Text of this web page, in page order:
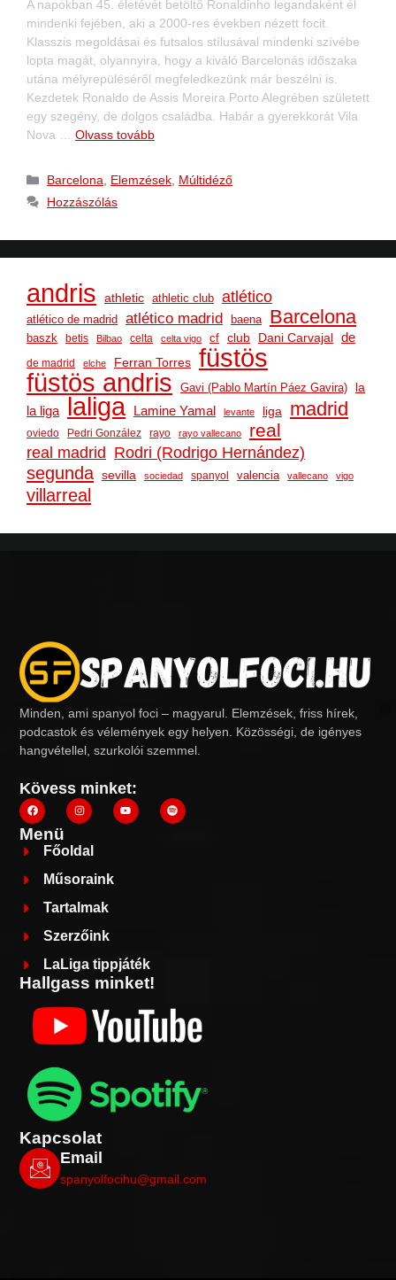
A napokban 45. életévét betöltő Ronaldinho legandaként él
mindenki fejében, aki a 2000-res években nézett focit.
Klasszis megoldásai és futsalos stílusával mindenki szívébe
lopta magát, olyannyira, hogy a kiváló Barcelonás időszaka
utána mélyrepüléséről megfeledkezünk már beszélni is.
Kezdetek Ronaldo de Assis Moreira Porto Alegrében született
egy szegény, de dolgos családba. Habár a gyerekkorát Vila
Nova … Olvass tovább
Barcelona, Elemzések, Múltidéző
Hozzászólás
andris athletic athletic club atlético
atlético de madrid atlético madrid baena Barcelona
baszk betis Bilbao celta celta vigo cf club Dani Carvajal de
de madrid elche Ferran Torres füstös
füstös andris
Gavi (Pablo Martín Páez Gavira)
la
la liga
laliga Lamine Yamal levante liga madrid
oviedo Pedri González rayo rayo vallecano real
real madrid Rodri (Rodrigo Hernández)
segunda sevilla sociedad spanyol valencia vallecano vigo
villarreal
Minden, ami spanyol foci – magyarul. Elemzések, friss hírek,
podcastok és vélemények egy helyen. Közösségi, de igényes
hangvétellel, szurkolói szemmel.
Kövess minket:
Menü
Főoldal
Műsoraink
Tartalmak
Szerzőink
LaLiga tippjáték
Hallgass minket!
Kapcsolat
Email
spanyolfocihu@gmail.com